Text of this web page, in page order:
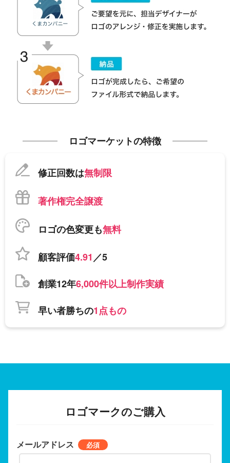
ロゴマーケットの特徴
修正回数は無制限
著作権完全譲渡
ロゴの色変更も無料
顧客評価4.91／5
創業12年6,000件以上制作実績
早い者勝ちの1点もの
ロゴマークのご購入
メールアドレス